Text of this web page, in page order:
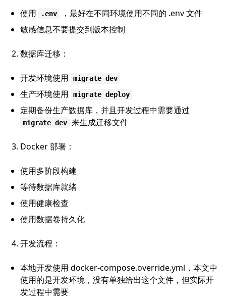
使用 .env
，最好在不同环境使用不同的 .env 文件
敏感信息不要提交到版本控制
数据库迁移：
开发环境使用 migrate dev
生产环境使用 migrate deploy
定期备份生产数据库，并且开发过程中需要通过
migrate dev 来生成迁移文件
Docker 部署：
使用多阶段构建
等待数据库就绪
使用健康检查
使用数据卷持久化
开发流程：
本地开发使用 docker-compose.override.yml，本文中
使用的是开发环境，没有单独给出这个文件，但实际开
发过程中需要